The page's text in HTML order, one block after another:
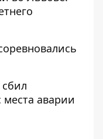
места аварии